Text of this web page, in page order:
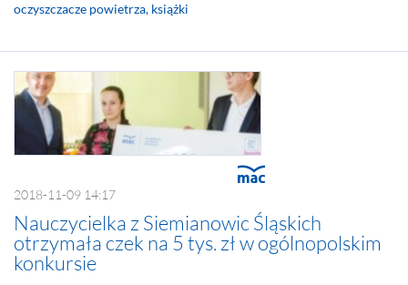
oczyszczacze powietrza, książki
2018-11-09 14:17
Nauczycielka z Siemianowic Śląskich
otrzymała czek na 5 tys. zł w ogólnopolskim
konkursie